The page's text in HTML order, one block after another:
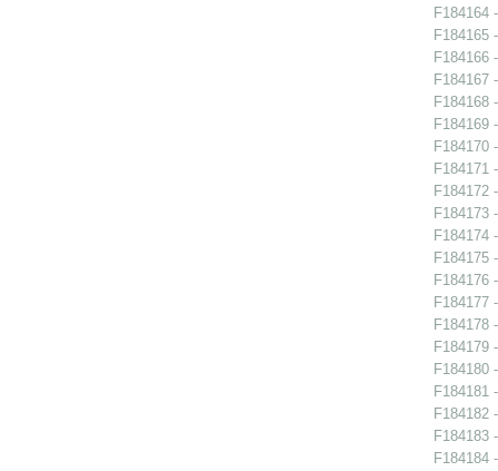
F184164
F184165
F184166
F184167
F184168
F184169
F184170
F184171
F184172
F184173
F184174
F184175
F184176
F184177
F184178
F184179
F184180
F184181
F184182
F184183
F184184